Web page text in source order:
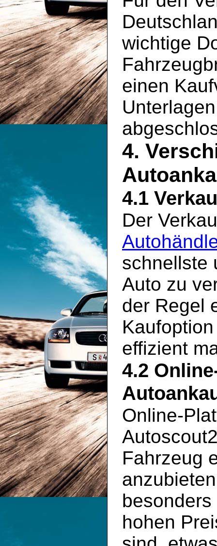
wichtige
einen
4.
4.1
Der
schnellste
Auto zu
der Regel
effizient
4.2
Online-
Fahrzeug
hohen